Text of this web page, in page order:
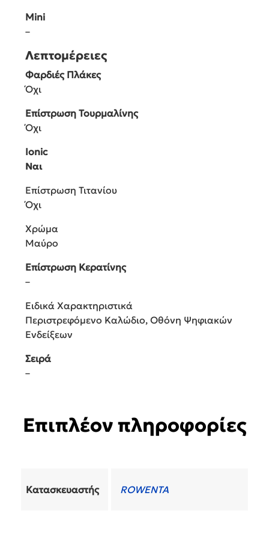
Mini
–
Λεπτομέρειες
Φαρδιές Πλάκες
Όχι
Επίστρωση Τουρμαλίνης
Όχι
Ionic
Ναι
Επίστρωση Τιτανίου
Όχι
Χρώμα
Μαύρο
Επίστρωση Κερατίνης
–
Ειδικά Χαρακτηριστικά
Περιστρεφόμενο Καλώδιο, Οθόνη Ψηφιακών
Ενδείξεων
Σειρά
–
Επιπλέον πληροφορίες
Κατασκευαστής ROWENTA